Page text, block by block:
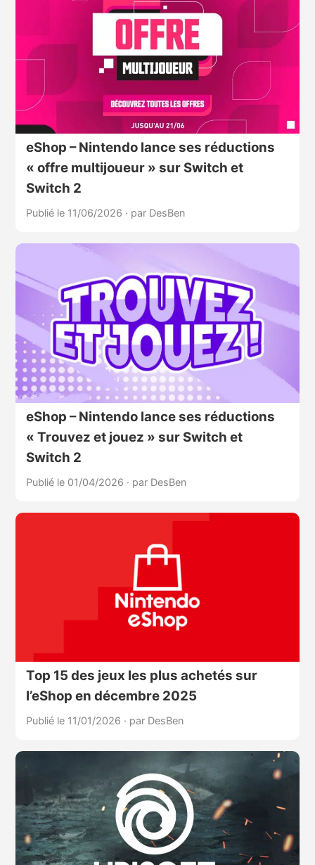
eShop – Nintendo lance ses réductions
« offre multijoueur » sur Switch et
Switch 2
Publié le 11/06/2026 · par DesBen
eShop – Nintendo lance ses réductions
« Trouvez et jouez » sur Switch et
Switch 2
Publié le 01/04/2026 · par DesBen
Top 15 des jeux les plus achetés sur
l’eShop en décembre 2025
Publié le 11/01/2026 · par DesBen